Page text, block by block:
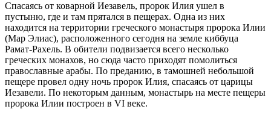
Спасаясь от коварной Иезавель, пророк Илия ушел в
пустыню, где и там прятался в пещерах. Одна из них
находится на территории греческого монастыря пророка Илии
(Мар Элиас), расположенного сегодня на земле киббуца
Рамат-Рахель. В обители подвизается всего несколько
греческих монахов, но сюда часто приходят помолиться
православные арабы. По преданию, в тамошней небольшой
пещере провел одну ночь пророк Илия, спасаясь от царицы
Иезавели. По некоторым данным, монастырь на месте пещеры
пророка Илии построен в VI веке.